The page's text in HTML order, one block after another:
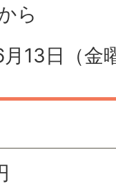
ら
13日（金